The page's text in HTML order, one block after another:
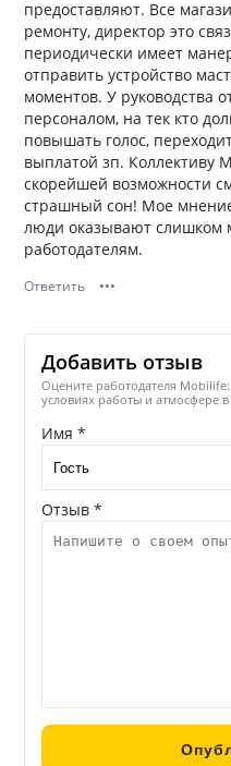
предоставляют. Все
ремонту, директор это
периодически имеет
отправить устройство
моментов. У руководства
персоналом, на тек кто
повышать голос,
выплатой зп. Коллективу
скорейшей возможности
страшный сон! Мое
люди оказывают слишком
работодателям.
Ответить •••
Добавить отзыв
Оцените работодателя
условиях работы и атмосфере
Имя *
Отзыв *